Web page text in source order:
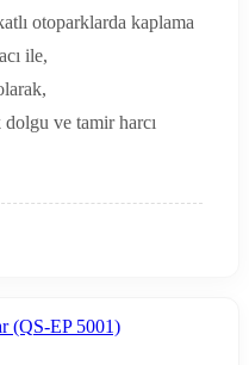
otoparklarda kaplama
ile,
dolgu ve tamir harcı